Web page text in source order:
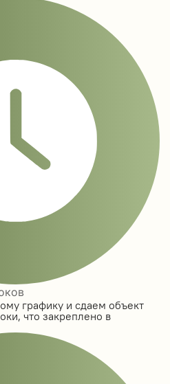
графику и сдаем объект
что закреплено в